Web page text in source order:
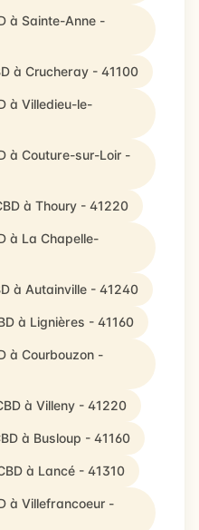
à Sainte-Anne -
à Crucheray - 41100
à Villedieu-le-
à Couture-sur-Loir -
à Thoury - 41220
à La Chapelle-
à Autainville - 41240
à Lignières - 41160
à Courbouzon -
à Villeny - 41220
à Busloup - 41160
à Lancé - 41310
à Villefrancoeur -